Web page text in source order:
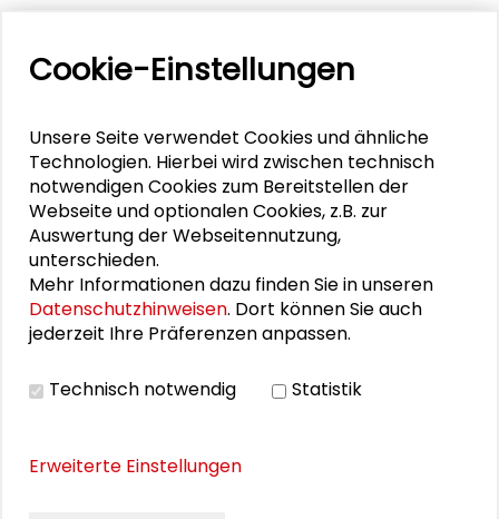
Veranstaltungen
11. Internationale Waldkunstkonferenz
"Demokratischer Wald"
Schlüsseltexte für die Wirtschaft von morgen
Zusammen mehr erreichen – Zukunftsbündnis im
Dialog
Schader-Festival 2026
25. Runder Tisch Wissenschaftsstadt Darmstadt
Cookie-Einstellungen
Unsere Seite verwendet Cookies und ähnliche
Technologien. Hierbei wird zwischen technisch
notwendigen Cookies zum Bereitstellen der
Webseite und optionalen Cookies, z.B. zur
Auswertung der Webseitennutzung,
unterschieden.
Mehr Informationen dazu finden Sie in unseren
Datenschutzhinweisen. Dort können Sie auch
jederzeit Ihre Präferenzen anpassen.
Technisch notwendig Statistik
Erweiterte Einstellungen